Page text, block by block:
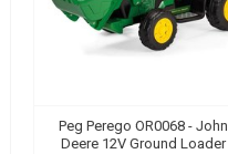
Peg Perego OR0068 - John
Deere 12V Ground Loader